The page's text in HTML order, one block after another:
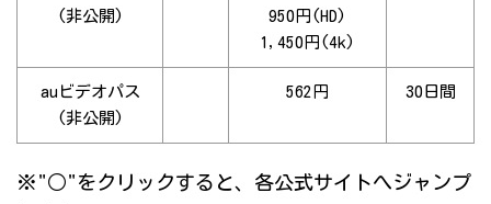
(非公開)
950円(HD)
1,450円(4k)
auビデオパス
(非公開)
562円 30日間
※"○"をクリックすると、各公式サイトへジャンプ